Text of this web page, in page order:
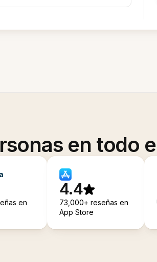
en todo
en
4.4
73,000+ reseñas en
App Store